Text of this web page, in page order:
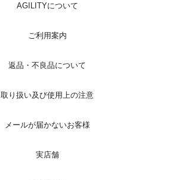
AGILITYについて
ご利用案内
返品・不良品について
取り扱い及び使用上の注意
メールが届かないお客様
実店舗